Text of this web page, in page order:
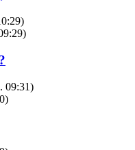
09:31)